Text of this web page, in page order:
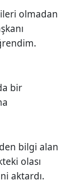
olmadan
bir
bilgi alan
olası
aktardı.